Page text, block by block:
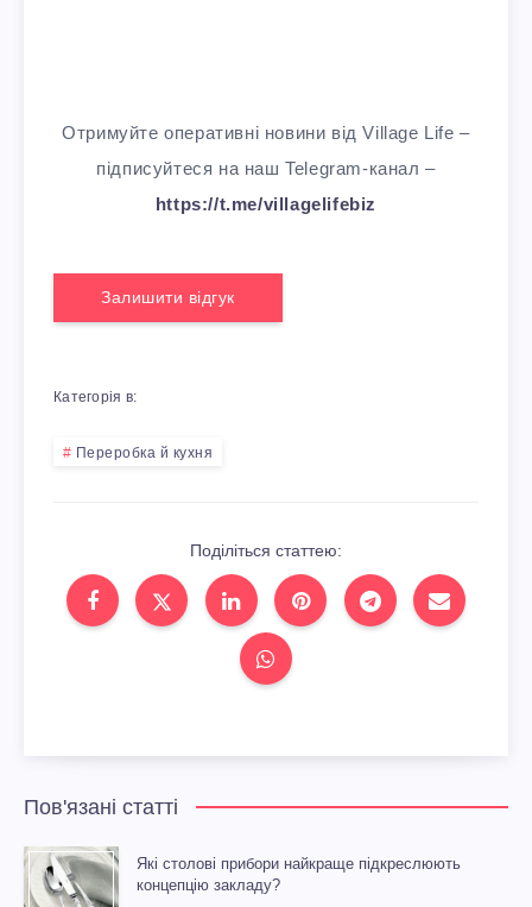
Отримуйте оперативні новини від Village Life –
підписуйтеся на наш Telegram-канал –
https://t.me/villagelifebiz
Залишити відгук
Категорія в:
Переробка й кухня
Поділіться статтею:
Пов'язані статті
Які столові прибори найкраще підкреслюють
концепцію закладу?